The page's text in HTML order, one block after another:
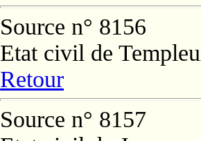
Source n° 8156
Etat civil de
Retour
Source n° 8157